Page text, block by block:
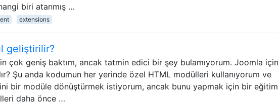
biri atanmış …
extensions
geliştirilir?
çok geniş baktım, ancak tatmin edici bir şey bulamıyorum. Joomla için
Şu anda kodumun her yerinde özel HTML modülleri kullanıyorum ve
bir modüle dönüştürmek istiyorum, ancak bunu yapmak için bir eğitim
daha önce …